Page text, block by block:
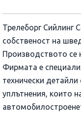
Трелеборг
собственост на
Производството се
Фирмата е
технически
уплътнения, които